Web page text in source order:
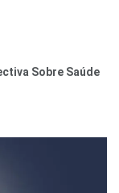
Sobre Saúde